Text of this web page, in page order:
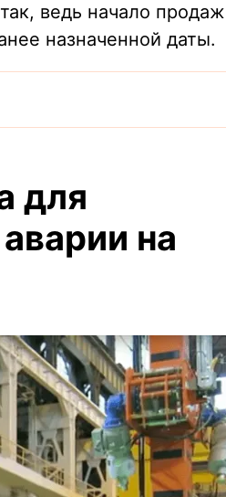
ведь начало продаж
назначенной даты.
для
на